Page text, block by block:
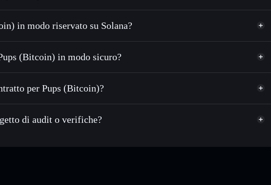
— scambia PUPS in SOL, USDC o in migliaia di altri token Solana al prezzo migliore
dollar-cost average su PUPS nel tempo
PUPS senza collegare pubblicamente i wallet usando l’Aggregatore di
private
in modo riservato su Solana?
di privacy
Pups
(Bitcoin) in modo sicuro?
Pups (Bitcoin) wallet non-custodial Solflare
Aggregatore di
per Pups (Bitcoin)?
Pups (Bitcoin)
di audit o verifiche?